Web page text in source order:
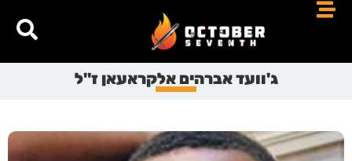
ג'וועד אברהים אלקראעאן ז"ל